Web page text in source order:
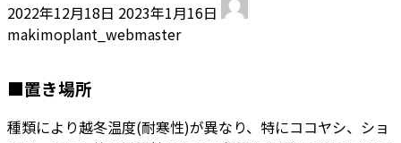
2022年12月18日 終
更
:
2023年1月16日
makimoplant_webmaster
■置き場所
種類により越冬温度(耐寒性)が異なり、特にココヤシ、ショ